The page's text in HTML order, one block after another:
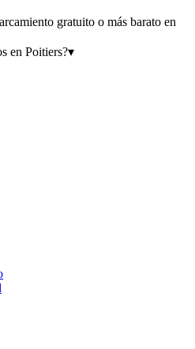
gratuito o más barato en
en Poitiers?▾